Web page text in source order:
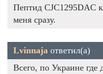
Пептид CJC1295DAC
меня сразу.
Lvinnaja ответил(а)
Всего, по Украине где